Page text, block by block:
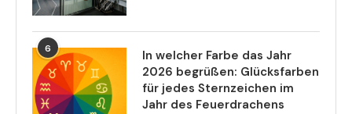
6
In welcher Farbe das Jahr
2026 begrüßen: Glücksfarben
für jedes Sternzeichen im
Jahr des Feuerdrachens